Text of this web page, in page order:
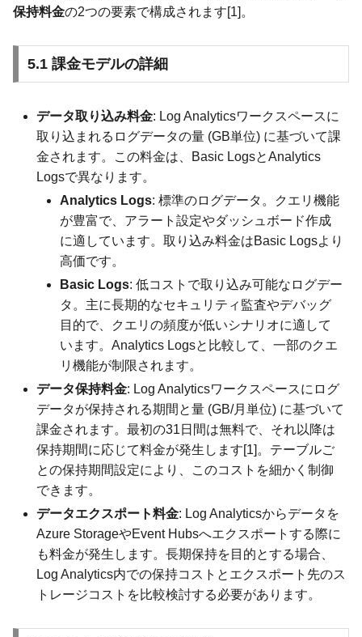
保持料金の2つの要素で構成されます[1]。
5.1 課金モデルの詳細
データ取り込み料金: Log Analyticsワークスペースに
取り込まれるログデータの量 (GB単位) に基づいて課
金されます。この料金は、Basic LogsとAnalytics
Logsで異なります。
Analytics Logs: 標準のログデータ。クエリ機能
が豊富で、アラート設定やダッシュボード作成
に適しています。取り込み料金はBasic Logsより
高価です。
Basic Logs: 低コストで取り込み可能なログデー
タ。主に長期的なセキュリティ監査やデバッグ
目的で、クエリの頻度が低いシナリオに適して
います。Analytics Logsと比較して、一部のクエ
リ機能が制限されます。
データ保持料金: Log Analyticsワークスペースにログ
データが保持される期間と量 (GB/月単位) に基づいて
課金されます。最初の31日間は無料で、それ以降は
保持期間に応じて料金が発生します[1]。テーブルご
との保持期間設定により、このコストを細かく制御
できます。
データエクスポート料金: Log Analyticsからデータを
Azure StorageやEvent Hubsへエクスポートする際に
も料金が発生します。長期保持を目的とする場合、
Log Analytics内での保持コストとエクスポート先のス
トレージコストを比較検討する必要があります。